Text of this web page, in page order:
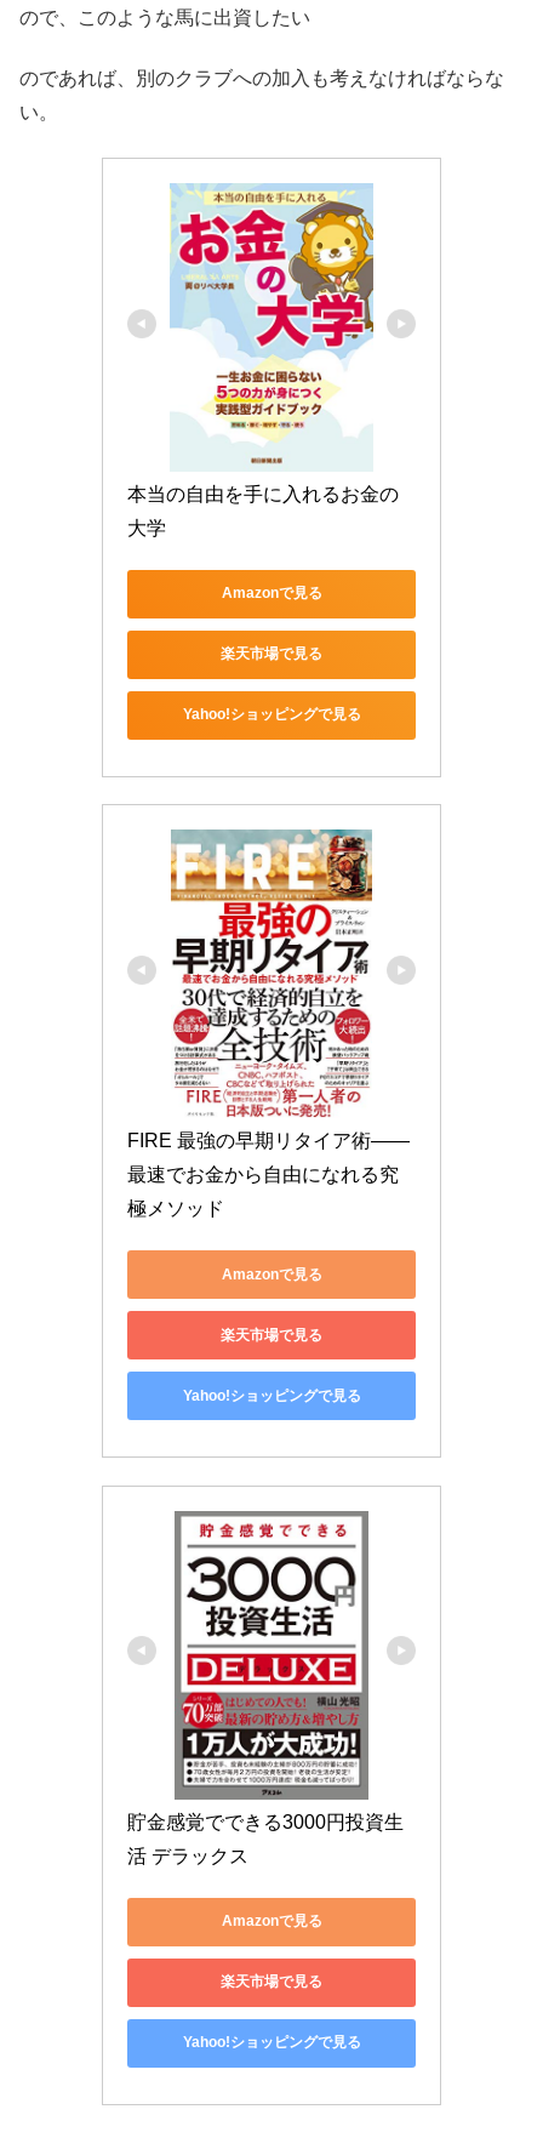
ので、このような馬に出資したい
のであれば、別のクラブへの加入も考えなければならな
い。
本当の自由を手に入れるお金の
大学
Amazonで見る
楽天市場で見る
Yahoo!ショッピングで見る
FIRE 最強の早期リタイア術――
最速でお金から自由になれる究
極メソッド
Amazonで見る
楽天市場で見る
Yahoo!ショッピングで見る
貯金感覚でできる3000円投資生
活 デラックス
Amazonで見る
楽天市場で見る
Yahoo!ショッピングで見る